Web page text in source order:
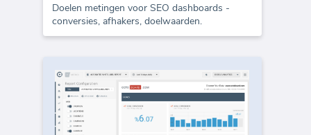
Doelen metingen voor SEO dashboards -
conversies, afhakers, doelwaarden.